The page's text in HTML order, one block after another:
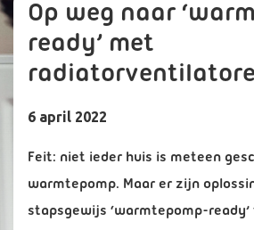
Op weg naar
ready’ met
6 april 2022
Feit: niet ieder huis is meteen
warmtepomp. Maar er zijn
stapsgewijs ‘warmtepomp-